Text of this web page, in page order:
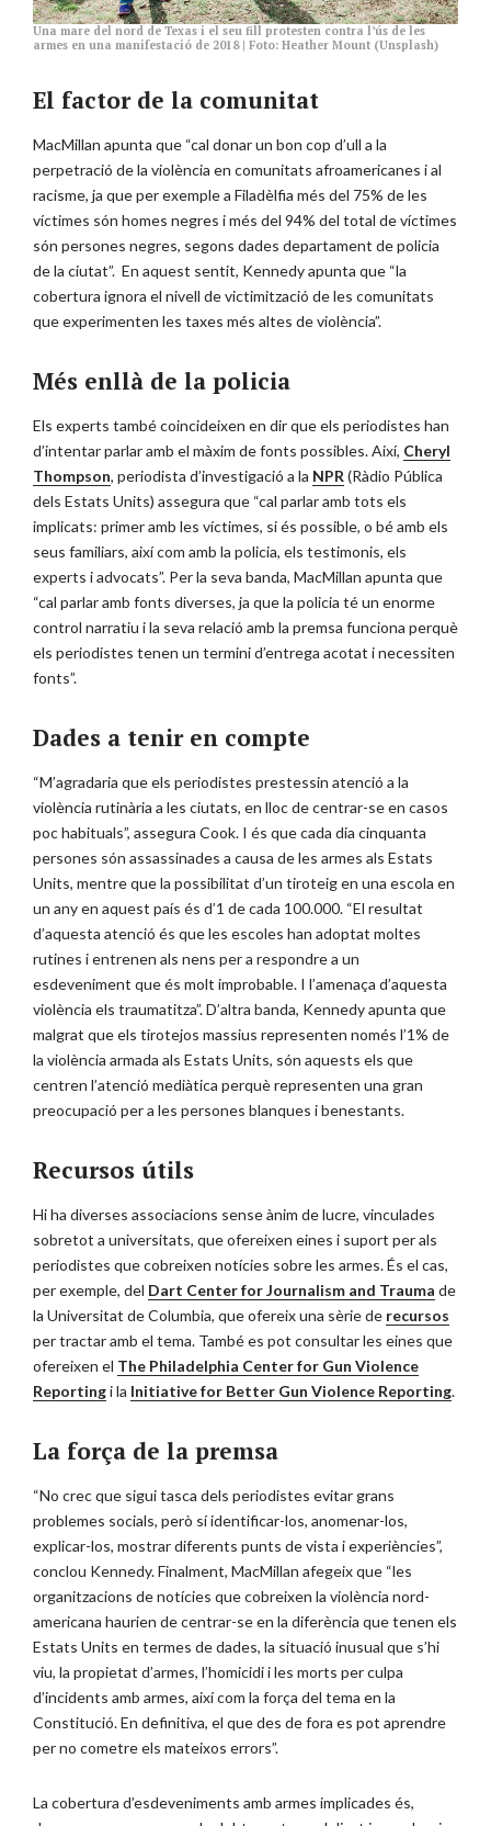
Una mare del nord de Texas i el seu fill protesten contra l’ús de les
armes en una manifestació de 2018 | Foto: Heather Mount (Unsplash)
El factor de la comunitat
MacMillan apunta que “cal donar un bon cop d’ull a la
perpetració de la violència en comunitats afroamericanes i al
racisme, ja que per exemple a Filadèlfia més del 75% de les
víctimes són homes negres i més del 94% del total de víctimes
són persones negres, segons dades departament de policia
de la ciutat”. En aquest sentit, Kennedy apunta que “la
cobertura ignora el nivell de victimització de les comunitats
que experimenten les taxes més altes de violència”.
Més enllà de la policia
Els experts també coincideixen en dir que els periodistes han
d’intentar parlar amb el màxim de fonts possibles. Així, Cheryl
Thompson, periodista d’investigació a la NPR (Ràdio Pública
dels Estats Units) assegura que “cal parlar amb tots els
implicats: primer amb les víctimes, si és possible, o bé amb els
seus familiars, així com amb la policia, els testimonis, els
experts i advocats”. Per la seva banda, MacMillan apunta que
“cal parlar amb fonts diverses, ja que la policia té un enorme
control narratiu i la seva relació amb la premsa funciona perquè
els periodistes tenen un termini d’entrega acotat i necessiten
fonts”.
Dades a tenir en compte
“M’agradaria que els periodistes prestessin atenció a la
violència rutinària a les ciutats, en lloc de centrar-se en casos
poc habituals”, assegura Cook. I és que cada dia cinquanta
persones són assassinades a causa de les armes als Estats
Units, mentre que la possibilitat d’un tiroteig en una escola en
un any en aquest país és d’1 de cada 100.000. “El resultat
d’aquesta atenció és que les escoles han adoptat moltes
rutines i entrenen als nens per a respondre a un
esdeveniment que és molt improbable. I l’amenaça d’aquesta
violència els traumatitza”. D’altra banda, Kennedy apunta que
malgrat que els tirotejos massius representen només l’1% de
la violència armada als Estats Units, són aquests els que
centren l’atenció mediàtica perquè representen una gran
preocupació per a les persones blanques i benestants.
Recursos útils
Hi ha diverses associacions sense ànim de lucre, vinculades
sobretot a universitats, que ofereixen eines i suport per als
periodistes que cobreixen notícies sobre les armes. És el cas,
per exemple, del Dart Center for Journalism and Trauma de
la Universitat de Columbia, que ofereix una sèrie de recursos
per tractar amb el tema. També es pot consultar les eines que
ofereixen el The Philadelphia Center for Gun Violence
Reportingi la Initiative for Better Gun Violence Reporting.
La força de la premsa
“No crec que sigui tasca dels periodistes evitar grans
problemes socials, però sí identificar-los, anomenar-los,
explicar-los, mostrar diferents punts de vista i experiències”,
conclou Kennedy. Finalment, MacMillan afegeix que “les
organitzacions de notícies que cobreixen la violència nord-
americana haurien de centrar-se en la diferència que tenen els
Estats Units en termes de dades, la situació inusual que s’hi
viu, la propietat d’armes, l’homicidi i les morts per culpa
d’incidents amb armes, així com la força del tema en la
Constitució. En definitiva, el que des de fora es pot aprendre
per no cometre els mateixos errors”.
La cobertura d’esdeveniments amb armes implicades és,